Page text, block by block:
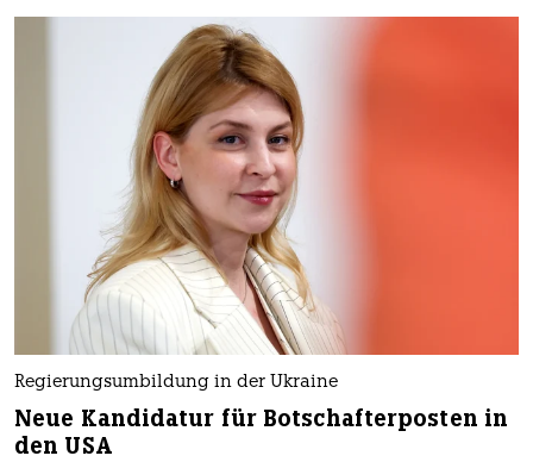
Regierungsumbildung in der Ukraine
Neue Kandidatur für Botschafterposten in
den USA